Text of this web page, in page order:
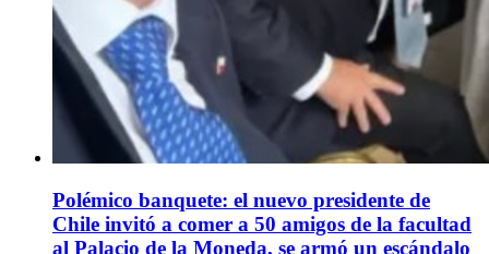
Polémico banquete: el nuevo presidente de
Chile invitó a comer a 50 amigos de la facultad
al Palacio de la Moneda, se armó un escándalo